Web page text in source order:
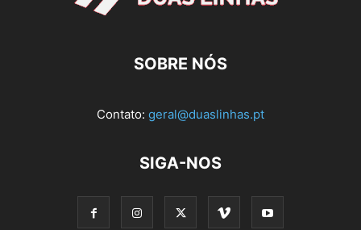
SOBRE NÓS
Contato: geral@duaslinhas.pt
SIGA-NOS